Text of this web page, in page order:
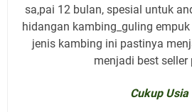
sa,pai 12 bulan, spesial untuk
hidangan kambing_guling
jenis kambing ini pastinya
menjadi best seller
Cukup Usia